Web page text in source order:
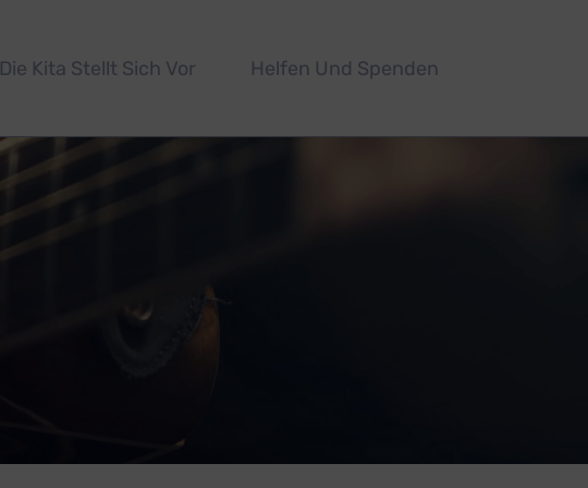
Die Kita Stellt Sich Vor Helfen Und Spenden